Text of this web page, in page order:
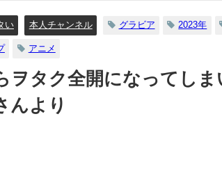
日） |
い 本人チャンネル グラビア 2023年
アニメ
ヲタク全開になってしま
んより